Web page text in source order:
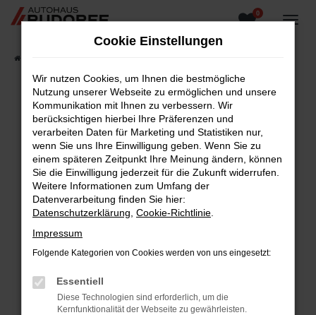
Zum
0
Fehler: Network Error
Beim Laden ist ein Fehler aufgetreten.
Hier sind ein paar Tipps, die dir helfen können:
Überprüfe deine Firewall und deine
Internetverbindung.
Laden andere Webseiten, zum Beispiel deine
Suchmaschine?
Prüfe deine Browsererweiterungen.
Manche Erweiterungen, wie Werbeblocker,
können das Laden bestimmter Seiten
verhindern. Funktioniert die Seite in einem
Cookie Einstellungen
Wir nutzen Cookies, um Ihnen die bestmögliche
Nutzung unserer Webseite zu ermöglichen und unsere
Kommunikation mit Ihnen zu verbessern. Wir
berücksichtigen hierbei Ihre Präferenzen und
verarbeiten Daten für Marketing und Statistiken nur,
wenn Sie uns Ihre Einwilligung geben. Wenn Sie zu
einem späteren Zeitpunkt Ihre Meinung ändern, können
Sie die Einwilligung jederzeit für die Zukunft widerrufen.
Weitere Informationen zum Umfang der
Datenverarbeitung finden Sie hier:
Datenschutzerklärung Cookie-Richtlinie
Impressum
Folgende Kategorien von Cookies werden von uns eingesetzt:
Essentiell
Diese Technologien sind erforderlich, um die
Kernfunktionalität der Webseite zu gewährleisten.